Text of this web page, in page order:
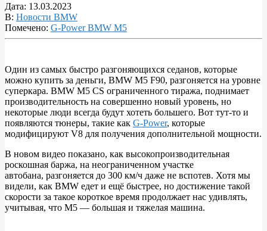
Дата: 13.03.2023
В: Новости BMW
Помечено: G-Power BMW M5
ВИДЕО:
G-
Power
BMW
M5
с
770
л.с.
разгоняется
Один из самых быстро разгоняющихся седанов, которые
можно купить за деньги, BMW M5 F90, разгоняется на уровне
суперкара. BMW M5 CS ограниченного тиража, поднимает
производительность на совершенно новый уровень, но
некоторые люди всегда будут хотеть большего. Вот тут-то и
появляются тюнеры, такие как G-Power, которые
модифицируют V8 для получения дополнительной мощности.
В новом видео показано, как высокопроизводительная
роскошная баржа, на неограниченном участке
автобана, разгоняется до 300 км/ч даже не вспотев. Хотя мы
видели, как BMW едет и ещё быстрее, но достижение такой
скорости за такое короткое время продолжает нас удивлять,
учитывая, что M5 — большая и тяжелая машина.